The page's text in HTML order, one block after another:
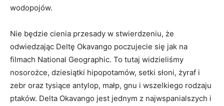
wodopojów.
Nie będzie cienia przesady w stwierdzeniu, że
odwiedzając Deltę Okavango poczujecie się jak na
filmach National Geographic. To tutaj widzieliśmy
nosorożce, dziesiątki hipopotamów, setki słoni, żyraf i
zebr oraz tysiące antylop, małp, gnu i wszelkiego rodzaju
ptaków. Delta Okavango jest jednym z najwspanialszych i